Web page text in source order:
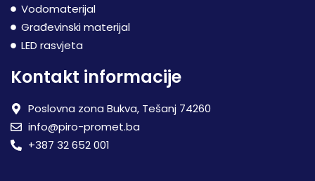
Vodomaterijal
Građevinski materijal
LED rasvjeta
Kontakt informacije
Poslovna zona Bukva, Tešanj 74260
info@piro-promet.ba
+387 32 652 001